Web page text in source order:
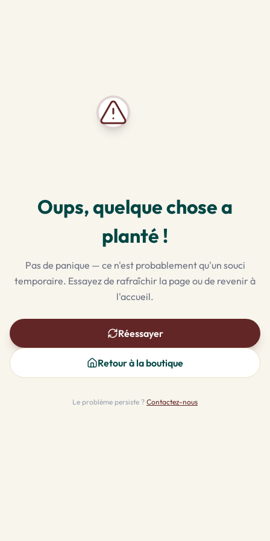
Oups, quelque chose a
planté !
Pas de panique — ce n'est probablement qu'un souci
temporaire. Essayez de rafraîchir la page ou de revenir à
l'accueil.
Réessayer
Retour à la boutique
Le problème persiste ? Contactez-nous